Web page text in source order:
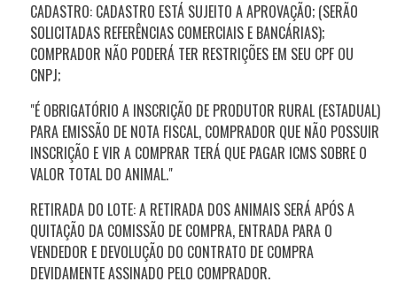
CADASTRO: CADASTRO ESTÁ SUJEITO A APROVAÇÃO; (SERÃO
SOLICITADAS REFERÊNCIAS COMERCIAIS E BANCÁRIAS);
COMPRADOR NÃO PODERÁ TER RESTRIÇÕES EM SEU CPF OU
CNPJ;
"É OBRIGATÓRIO A INSCRIÇÃO DE PRODUTOR RURAL (ESTADUAL)
PARA EMISSÃO DE NOTA FISCAL, COMPRADOR QUE NÃO POSSUIR
INSCRIÇÃO E VIR A COMPRAR TERÁ QUE PAGAR ICMS SOBRE O
VALOR TOTAL DO ANIMAL."
RETIRADA DO LOTE: A RETIRADA DOS ANIMAIS SERÁ APÓS A
QUITAÇÃO DA COMISSÃO DE COMPRA, ENTRADA PARA O
VENDEDOR E DEVOLUÇÃO DO CONTRATO DE COMPRA
DEVIDAMENTE ASSINADO PELO COMPRADOR.